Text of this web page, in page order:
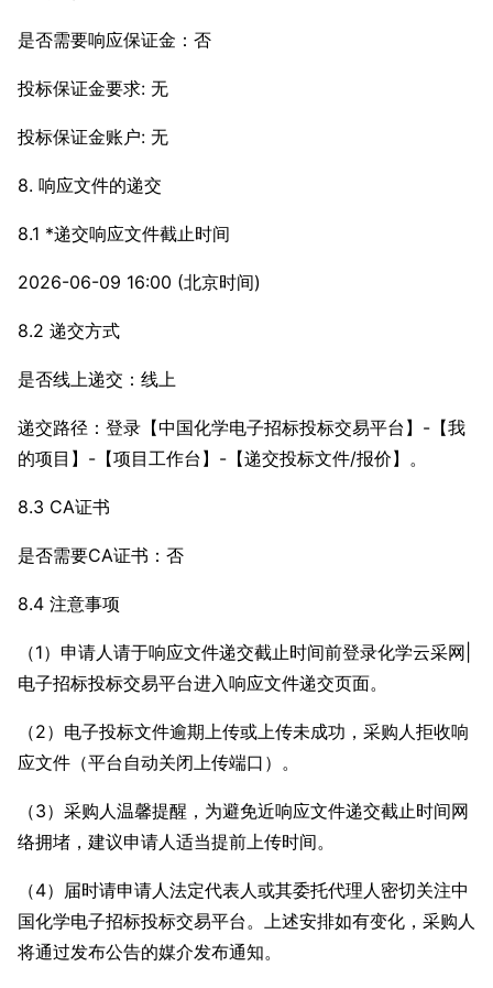
是否需要响应保证金：否
投标保证金要求: 无
投标保证金账户: 无
8. 响应文件的递交
8.1 *递交响应文件截止时间
2026-06-09 16:00 (北京时间)
8.2 递交方式
是否线上递交：线上
递交路径：登录【中国化学电子招标投标交易平台】-【我
的项目】-【项目工作台】-【递交投标文件/报价】。
8.3 CA证书
是否需要CA证书：否
8.4 注意事项
（1）申请人请于响应文件递交截止时间前登录化学云采网|
电子招标投标交易平台进入响应文件递交页面。
（2）电子投标文件逾期上传或上传未成功，采购人拒收响
应文件（平台自动关闭上传端口）。
（3）采购人温馨提醒，为避免近响应文件递交截止时间网
络拥堵，建议申请人适当提前上传时间。
（4）届时请申请人法定代表人或其委托代理人密切关注中
国化学电子招标投标交易平台。上述安排如有变化，采购人
将通过发布公告的媒介发布通知。